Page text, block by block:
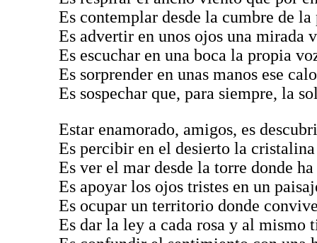
Es contemplar desde la cumbre de
Es advertir en unos ojos una mirada
Es escuchar en una boca la propia
Es sorprender en unas manos ese
Es sospechar que, para siempre, la
Estar enamorado, amigos, es
Es percibir en el desierto la
Es ver el mar desde la torre donde
Es apoyar los ojos tristes en un
Es ocupar un territorio donde
Es dar la ley a cada rosa y al mismo